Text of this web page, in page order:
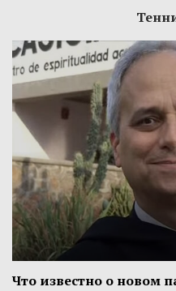
Что известно о новом